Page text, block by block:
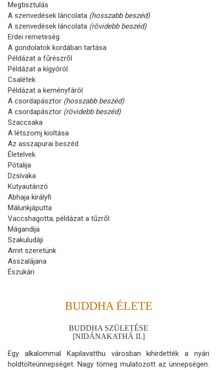
Megtisztulás
A szenvedések láncolata (hosszabb beszéd)
A szenvedések láncolata (rövidebb beszéd)
Erdei remeteség
A gondolatok kordában tartása
Példázat a fűrészről
Példázat a kígyóról
Csalétek
Példázat a keményfáról
A csordapásztor (hosszabb beszéd)
A csordapásztor (rövidebb beszéd)
Szaccsaka
A létszomj kioltása
Az asszapurai beszéd
Életelvek
Pótalija
Dzsívaka
Kutyautánzó
Abhaja királyfi
Málunkjáputta
Vaccshagotta; példázat a tűzről
Mágandija
Szakuludáji
Amit szeretünk
Asszalájana
Észukári
BUDDHA ÉLETE
BUDDHA SZÜLETÉSE
[NIDÁNAKATHÁ II.]
Egy alkalommal Kapilavatthu városban kihirdették a nyári
holdtölteünnepséget. Nagy tömeg mulatozott az ünnepségen.